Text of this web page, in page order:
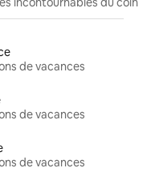
de vacances
de vacances
de vacances